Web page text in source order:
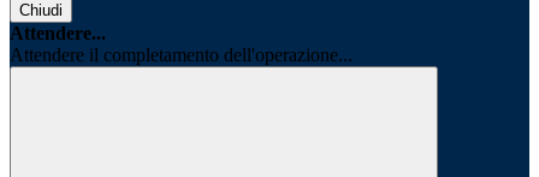
Chiudi
Attendere...
Attendere il completamento dell'operazione...